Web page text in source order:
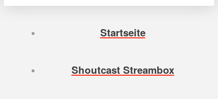
Startseite
Shoutcast Streambox